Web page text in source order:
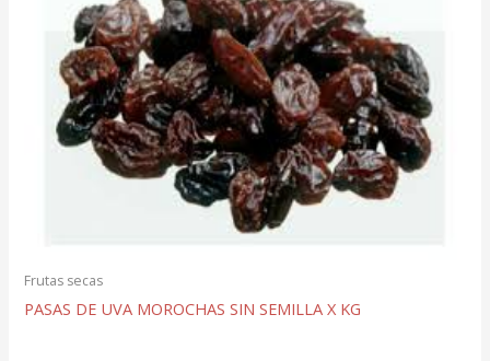
Frutas secas
PASAS DE UVA MOROCHAS SIN SEMILLA X KG